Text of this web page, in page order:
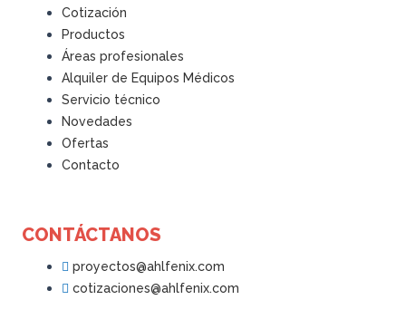
Cotización
Productos
Áreas profesionales
Alquiler de Equipos Médicos
Servicio técnico
Novedades
Ofertas
Contacto
CONTÁCTANOS
proyectos@ahlfenix.com
cotizaciones@ahlfenix.com